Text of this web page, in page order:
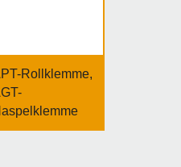
Rollklemme,